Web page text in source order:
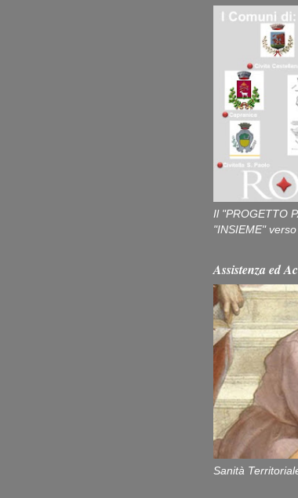
Il "PROGETTO
"INSIEME"
Assistenza ed
Sanità